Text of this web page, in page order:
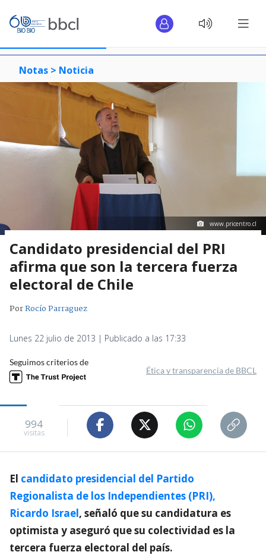
Notas > Noticia
www.pricentro.cl
Candidato presidencial del PRI
afirma que son la tercera fuerza
electoral de Chile
PorRocío Parraguez
Lunes 22 julio de 2013 | Publicado a las 17:33
Seguimos criterios de
Ética y transparencia de BBCL
994
visitas
El candidato presidencial del Partido
Regionalista de los Independientes (PRI),
Ricardo Israel, señaló que su candidatura es
optimista y aseguró que su colectividad es la
tercera fuerza electoral del país.